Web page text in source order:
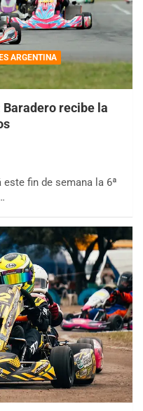
ARGENTINA
Baradero recibe la
fin de semana la 6ª